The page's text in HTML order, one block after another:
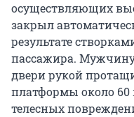
осуществляющих
закрыл
результате
пассажира.
двери рукой
платформы около
телесных